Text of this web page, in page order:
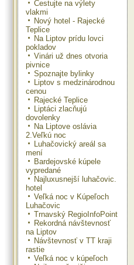
Cestujte na výlety
vlakmi
Nový hotel - Rajecké
Teplice
Na Liptov prídu lovci
pokladov
Vinári už dnes otvoria
pivnice
Spoznajte bylinky
Liptov s medzinárodnou
cenou
Rajecké Teplice
Liptáci zlacňujú
dovolenky
Na Liptove oslávia
2.Veľkú noc
Luhačovický areál sa
mení
Bardejovské kúpele
vypredané
Najluxusnejší luhačovic.
hotel
Veľká noc v Kúpeľoch
Luhačovic
Trnavský RegioInfoPoint
Rekordná návštevnosť
na Liptov
Návštevnosť v TT kraji
rastie
Veľká noc v kúpeľoch